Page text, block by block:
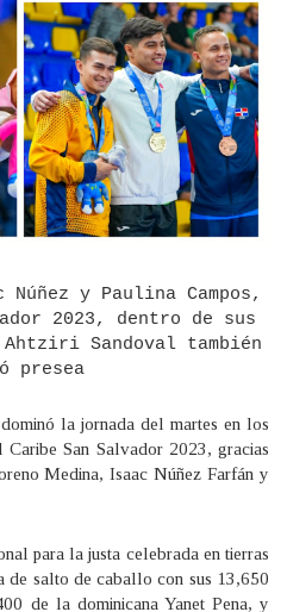
y Paulina Campos,
2023, dentro de sus
Sandoval también
presea
la jornada del martes en los
Caribe San Salvador 2023, gracias
Medina, Isaac Núñez Farfán y
para la justa celebrada en tierras
de salto de caballo con sus 13,650
de la dominicana Yanet Pena, y